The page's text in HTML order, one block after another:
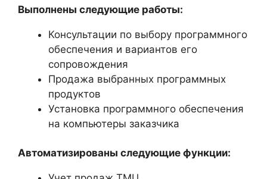
Выполнены следующие работы:
Консультации по выбору программного
обеспечения и вариантов его
сопровождения
Продажа выбранных программных
продуктов
Установка программного обеспечения
на компьютеры заказчика
Автоматизированы следующие функции: